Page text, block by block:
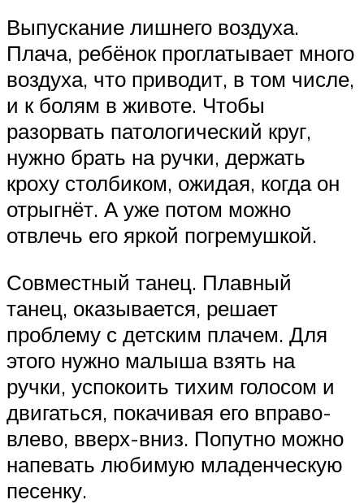
Выпускание лишнего воздуха.
Плача, ребёнок проглатывает много
воздуха, что приводит, в том числе,
и к болям в животе. Чтобы
разорвать патологический круг,
нужно брать на ручки, держать
кроху столбиком, ожидая, когда он
отрыгнёт. А уже потом можно
отвлечь его яркой погремушкой.
Совместный танец. Плавный
танец, оказывается, решает
проблему с детским плачем. Для
этого нужно малыша взять на
ручки, успокоить тихим голосом и
двигаться, покачивая его вправо-
влево, вверх-вниз. Попутно можно
напевать любимую младенческую
песенку.